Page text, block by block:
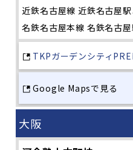
近鉄名古屋線 近鉄名古屋
名鉄名古屋本線 名鉄名古
TKPガーデンシティ
Google Mapsで見る
大阪